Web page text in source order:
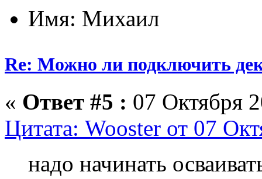
Имя: Михаил
Re: Можно ли подключить
« Ответ #5 : 07 Октября
Цитата: Wooster от 07
надо начинать